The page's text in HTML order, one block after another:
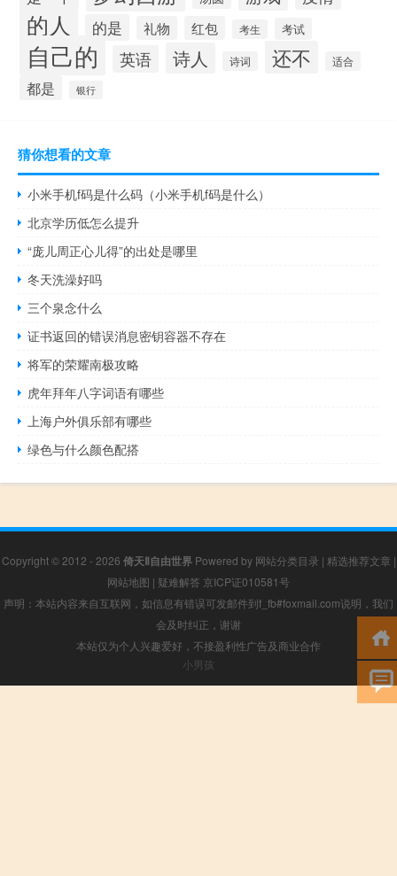
的人 的是 礼物 红包 考生 考试
自己的 英语 诗人 诗词 还不 适合
都是 银行
猜你想看的文章
小米手机f码是什么码（小米手机f码是什么）
北京学历低怎么提升
“庞儿周正心儿得”的出处是哪里
冬天洗澡好吗
三个泉念什么
证书返回的错误消息密钥容器不存在
将军的荣耀南极攻略
虎年拜年八字词语有哪些
上海户外俱乐部有哪些
绿色与什么颜色配搭
Copyright © 2012 - 2026 倚天Ⅱ自由世界Powered by 网站分类目录 | 精选推荐文章 |
网站地图 | 疑难解答 京ICP证010581号
声明：本站内容来自互联网，如信息有错误可发邮件到f_fb#foxmail.com说明，我们
会及时纠正，谢谢
本站仅为个人兴趣爱好，不接盈利性广告及商业合作
小男孩